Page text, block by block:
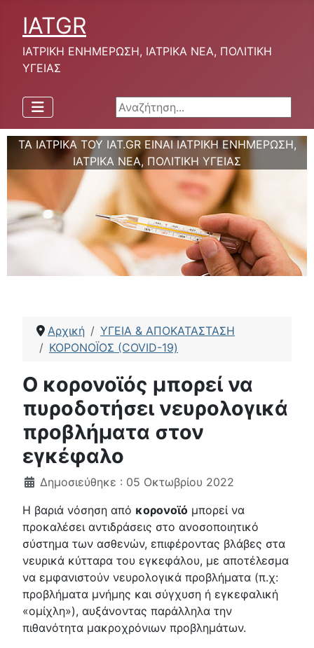
IATGR
ΙΑΤΡΙΚΗ ΕΝΗΜΕΡΩΣΗ, ΙΑΤΡΙΚΑ ΝΕΑ, ΠΟΛΙΤΙΚΗ
ΥΓΕΙΑΣ
Αναζήτηση...
ΤΑ ΙΑΤΡΙΚΑ ΤΟΥ IAT.GR ΕΙΝΑΙ ΙΑΤΡΙΚΗ ΕΝΗΜΕΡΩΣΗ,
ΙΑΤΡΙΚΑ ΝΕΑ, ΠΟΛΙΤΙΚΗ ΥΓΕΙΑΣ
Αρχική
ΥΓΕΙΑ & ΑΠΟΚΑΤΑΣΤΑΣΗ
ΚΟΡΟΝΟΪΟΣ (COVID-19)
Ο κορονοϊός μπορεί να
πυροδοτήσει νευρολογικά
προβλήματα στον
εγκέφαλο
Λεπτομέρειες
Δημοσιεύθηκε : 05 Οκτωβρίου 2022
Η βαριά νόσηση από κορονοϊό μπορεί να
προκαλέσει αντιδράσεις στο ανοσοποιητικό
σύστημα των ασθενών, επιφέροντας βλάβες στα
νευρικά κύτταρα του εγκεφάλου, με αποτέλεσμα
να εμφανιστούν νευρολογικά προβλήματα (π.χ:
προβλήματα μνήμης και σύγχυση ή εγκεφαλική
«ομίχλη»), αυξάνοντας παράλληλα την
πιθανότητα μακροχρόνιων προβλημάτων.